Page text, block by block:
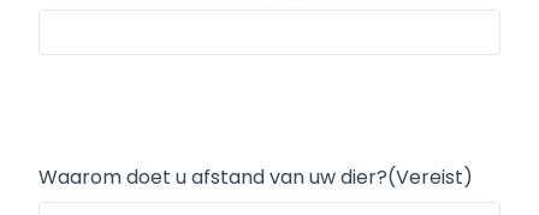
Waarom doet u afstand van uw dier?(Vereist)